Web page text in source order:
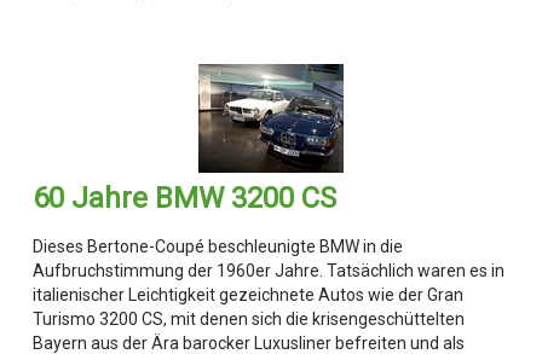
60 Jahre BMW 3200 CS
Dieses Bertone-Coupé beschleunigte BMW in die
Aufbruchstimmung der 1960er Jahre. Tatsächlich waren es in
italienischer Leichtigkeit gezeichnete Autos wie der Gran
Turismo 3200 CS, mit denen sich die krisengeschüttelten
Bayern aus der Ära barocker Luxusliner befreiten und als